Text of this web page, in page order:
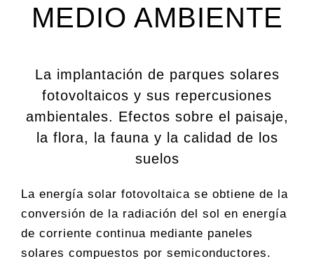
MEDIO AMBIENTE
La implantación de parques solares
fotovoltaicos y sus repercusiones
ambientales. Efectos sobre el paisaje,
la flora, la fauna y la calidad de los
suelos
La energía solar fotovoltaica se obtiene de la
conversión de la radiación del sol en energía
de corriente continua mediante paneles
solares compuestos por semiconductores.